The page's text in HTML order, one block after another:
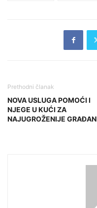
Prethodni članak
NOVA USLUGA POMOĆI I
NJEGE U KUĆI ZA
NAJUGROŽENIJE